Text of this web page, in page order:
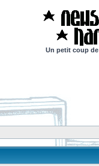
Un petit coup